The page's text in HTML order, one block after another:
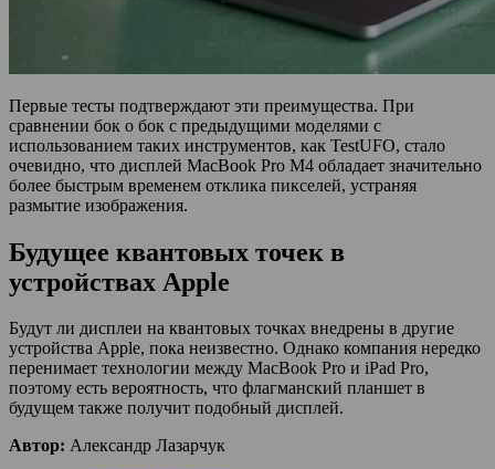
Первые тесты подтверждают эти преимущества. При
сравнении бок о бок с предыдущими моделями с
использованием таких инструментов, как TestUFO, стало
очевидно, что дисплей MacBook Pro M4 обладает значительно
более быстрым временем отклика пикселей, устраняя
размытие изображения.
Будущее квантовых точек в
устройствах Apple
Будут ли дисплеи на квантовых точках внедрены в другие
устройства Apple, пока неизвестно. Однако компания нередко
перенимает технологии между MacBook Pro и iPad Pro,
поэтому есть вероятность, что флагманский планшет в
будущем также получит подобный дисплей.
Автор: Александр Лазарчук